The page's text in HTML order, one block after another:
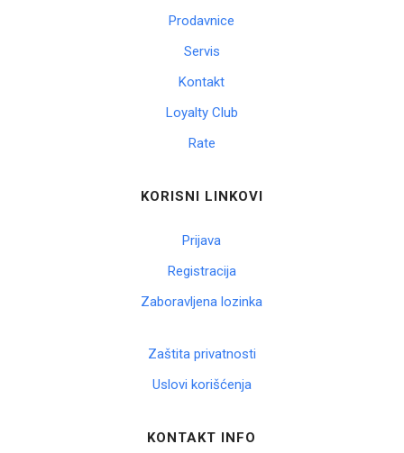
Prodavnice
Servis
Kontakt
Loyalty Club
Rate
KORISNI LINKOVI
Prijava
Registracija
Zaboravljena lozinka
Zaštita privatnosti
Uslovi korišćenja
KONTAKT INFO